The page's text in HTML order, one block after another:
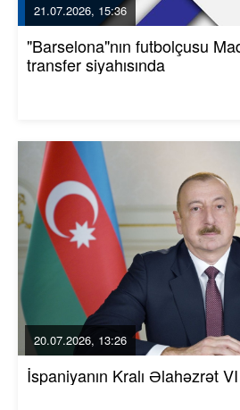
21.07.2026, 15:36
"Barselona"nın futbolçusu
transfer siyahısında
20.07.2026, 13:26
İspaniyanın Kralı Əlahəzrət